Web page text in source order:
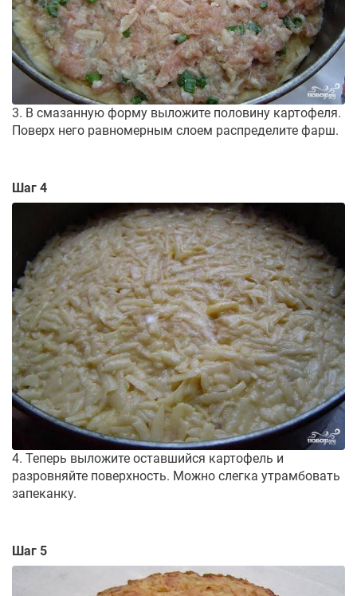
3. В смазанную форму выложите половину картофеля.
Поверх него равномерным слоем распределите фарш.
Шаг 4
4. Теперь выложите оставшийся картофель и
разровняйте поверхность. Можно слегка утрамбовать
запеканку.
Шаг 5